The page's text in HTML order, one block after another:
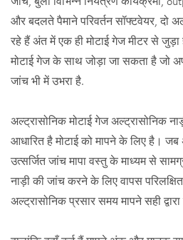
और बदलते पैमाने परिवर्तन सॉफ्टवेयर, दो
रहे हैं अंत में एक ही मोटाई गेज मीटर से जुड़ा
मोटाई गेज के साथ जोड़ा जा सकता है जो
जांच भी में उभरा है.
अल्ट्रासोनिक मोटाई गेज अल्ट्रासोनिक
आधारित है मोटाई को मापने के लिए है। जब
उत्सर्जित जांच मापा वस्तु के माध्यम से
नाड़ी की जांच करने के लिए वापस
अल्ट्रासोनिक प्रसार समय मापने सही द्वारा